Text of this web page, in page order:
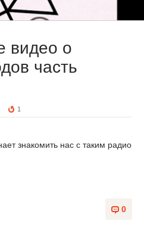
видео о
часть
1
знакомить нас с таким радио
0